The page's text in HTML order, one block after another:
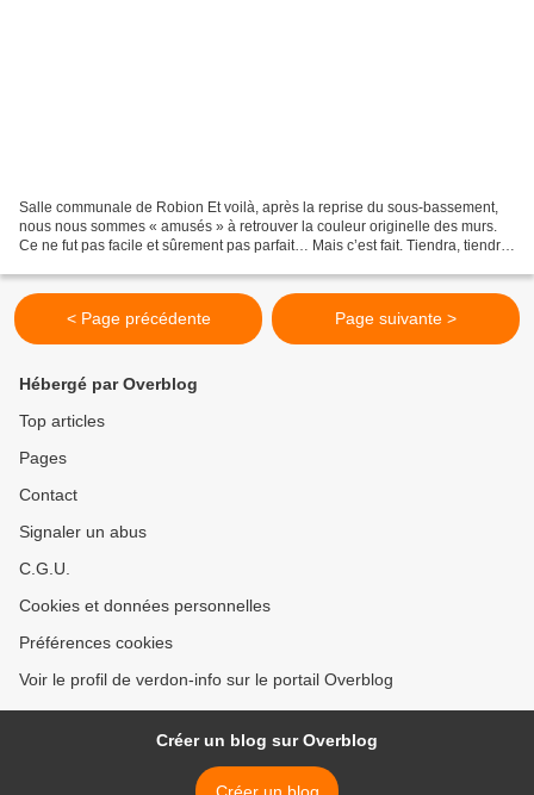
Salle communale de Robion Et voilà, après la reprise du sous-bassement,
nous nous sommes « amusés » à retrouver la couleur originelle des murs.
Ce ne fut pas facile et sûrement pas parfait… Mais c’est fait. Tiendra, tiendra
< Page précédente Page suivante >
Hébergé par Overblog
Top articles
Pages
Contact
Signaler un abus
C.G.U.
Cookies et données personnelles
Préférences cookies
Voir le profil de verdon-info sur le portail Overblog
Créer un blog sur Overblog